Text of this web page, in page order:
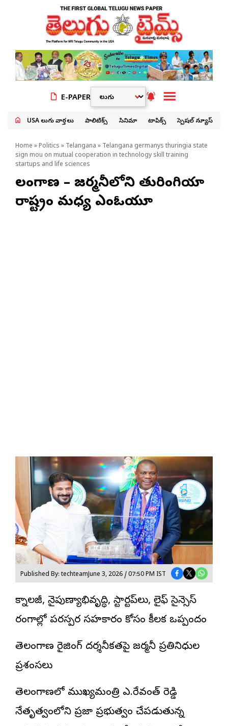
E-PAPER
USA తెలుగు వార్తలు పాలిటిక్స్ సినిమా టాపిక్స్ స్పెషల్ న్యూస్
Home » Politics » Telangana » Telangana germanys thuringia state
sign mou on mutual cooperation in technology skill training
startups and life sciences
తెలంగాణ – జర్మనీలోని తురింగియా
రాష్ట్రం మధ్య ఎంఓయూ
Published By: techteamJune 3, 2026 / 07:50 PM IST
టెక్నాలజీ, నైపుణ్యాభివృద్ధి, స్టార్టప్‌లు, లైఫ్ సైన్సెస్
రంగాల్లో పరస్పర సహకారం కోసం కీలక ఒప్పందం
తెలంగాణ రైజింగ్ దర్శనీకతపై జర్మనీ ప్రతినిధుల
ప్రశంసలు
తెలంగాణలో ముఖ్యమంత్రి ఎ.రేవంత్ రెడ్డి
నేతృత్వంలోని ప్రజా ప్రభుత్వం చేపడుతున్న